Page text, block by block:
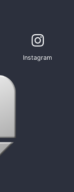
Instagram